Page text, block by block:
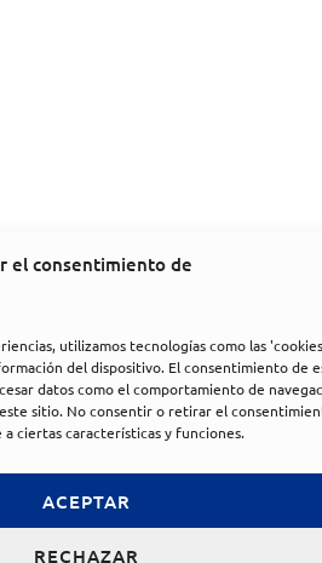
el consentimiento de
utilizamos tecnologías como las
del dispositivo. El consentimiento de
datos como el comportamiento de
sitio. No consentir o retirar el
ciertas características y funciones.
ACEPTAR
RECHAZAR